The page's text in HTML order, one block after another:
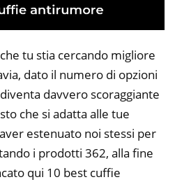
tu stia cercando migliore
dato il numero di opzioni
davvero scoraggiante
che si adatta alle tue
estenuato noi stessi per
i prodotti 362, alla fine
qui 10 best cuffie